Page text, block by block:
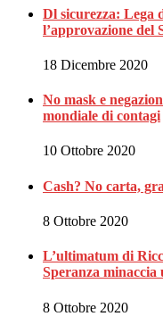
Dl sicurezza: Lega
l’approvazione del
18 Dicembre 2020
No mask e
mondiale di contagi
10 Ottobre 2020
Cash? No carta,
8 Ottobre 2020
L’ultimatum di
Speranza
8 Ottobre 2020